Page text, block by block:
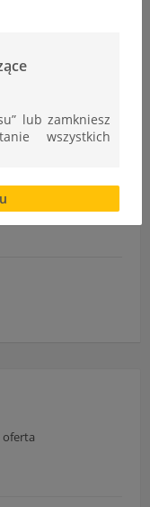
oferta
lub zamkniesz
wszystkich
plików
utrudnić lub